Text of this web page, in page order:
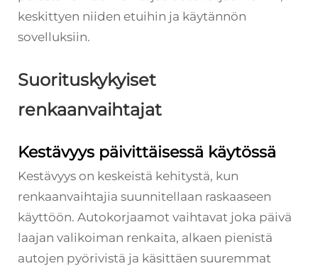
keskittyen niiden etuihin ja käytännön
sovelluksiin.
Suorituskykyiset
renkaanvaihtajat
Kestävyys päivittäisessä käytössä
Kestävyys on keskeistä kehitystä, kun
renkaanvaihtajia suunnitellaan raskaaseen
käyttöön. Autokorjaamot vaihtavat joka päivä
laajan valikoiman renkaita, alkaen pienistä
autojen pyörivistä ja käsittäen suuremmat